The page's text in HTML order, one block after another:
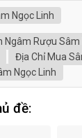
Ngọc Linh
Ngâm Rượu Sâm
Địa Chỉ Mua
Ngọc Linh
đề: